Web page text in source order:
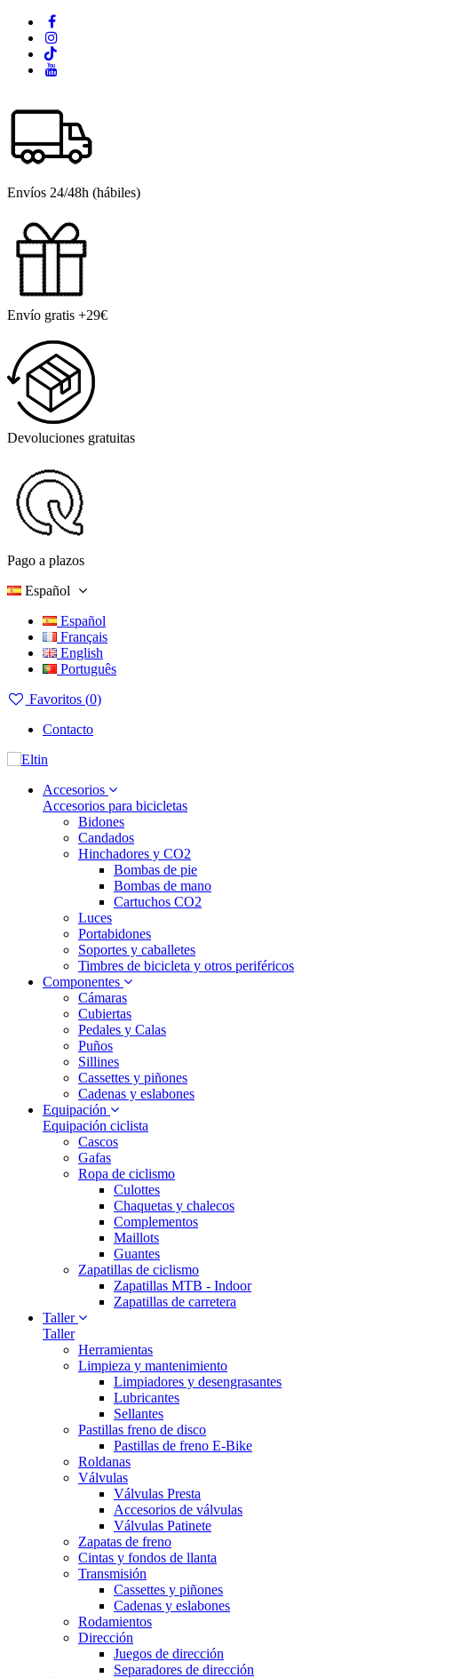
Envíos 24/48h (hábiles)
Envío gratis +29€
Devoluciones gratuitas
Pago a plazos
Español
Español
Français
English
Português
Favoritos (0)
Contacto
Accesorios
Accesorios para bicicletas
Bidones
Candados
Hinchadores y CO2
Bombas de pie
Bombas de mano
Cartuchos CO2
Luces
Portabidones
Soportes y caballetes
Timbres de bicicleta y otros periféricos
Componentes
Cámaras
Cubiertas
Pedales y Calas
Puños
Sillines
Cassettes y piñones
Cadenas y eslabones
Equipación
Equipación ciclista
Cascos
Gafas
Ropa de ciclismo
Culottes
Chaquetas y chalecos
Complementos
Maillots
Guantes
Zapatillas de ciclismo
Zapatillas MTB - Indoor
Zapatillas de carretera
Taller
Taller
Herramientas
Limpieza y mantenimiento
Limpiadores y desengrasantes
Lubricantes
Sellantes
Pastillas freno de disco
Pastillas de freno E-Bike
Roldanas
Válvulas
Válvulas Presta
Accesorios de válvulas
Válvulas Patinete
Zapatas de freno
Cintas y fondos de llanta
Transmisión
Cassettes y piñones
Cadenas y eslabones
Rodamientos
Dirección
Juegos de dirección
Separadores de dirección